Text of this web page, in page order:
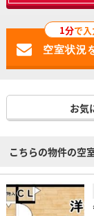
1分で入
お気
こちらの物件の空